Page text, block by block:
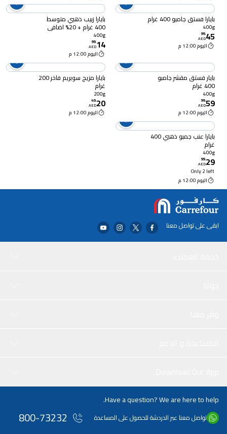
بايارا فستق جامبو 400 غرام
400g
45
.
99
AED
اليوم 12:00 م
بايارا زبيب ذهبي متوسط ​​
400 غرام + 20% اضافي
400g
14
.
99
AED
اليوم 12:00 م
بايار فستق مقشر جامبو
400 غرام
400g
59
.
99
AED
اليوم 12:00 م
بايارا مزيج سوبريم فاخر 200
غرام
200g
20
.
49
AED
اليوم 12:00 م
بايارا عنب جمبو ذهبي 400
غرام
400g
29
.
99
AED
Only 2 left
اليوم 12:00 م
ابقى على تواصل معنا
Have a question? We are here to help.
تواصل معنا عبر الدردشة للحصول على المساعدة 800-73232